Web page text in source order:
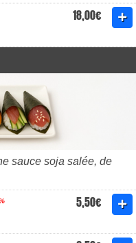
18,00€
sauce soja salée, de
5,50€